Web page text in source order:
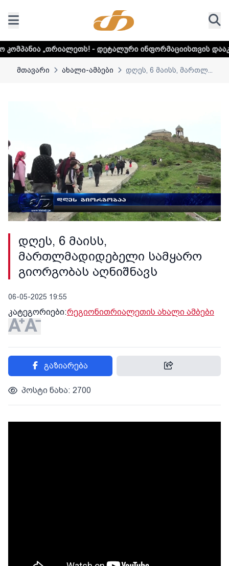
- დეტალური ინფორმაციისთვის დააკლიკეთ ლინკს
მთავარი ახალი-ამბები დღეს, 6 მაისს, მართლ...
დღეს, 6 მაისს,
მართლმადიდებელი სამყარო
გიორგობას აღნიშნავს
06-05-2025 19:55
კატეგორიები:რეგიონითრიალეთის ახალი ამბები
გაზიარება
პოსტი ნახა: 2700